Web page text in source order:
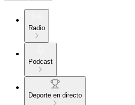
Radio
Podcast
Deporte en directo